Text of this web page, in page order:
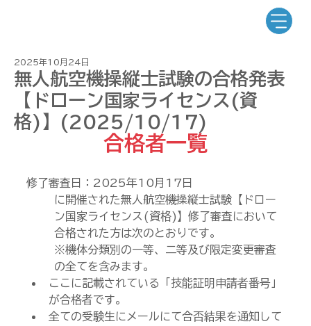
無人航空機操縦士試験の合格発表
【ドローン国家ライセンス(資
格)】(2025/10/17)
2025年10月24日
合格者一覧
修了審査日：2025年10月17日
に開催された無人航空機操縦士試験【ドロー
ン国家ライセンス(資格)】修了審査において
合格された方は次のとおりです。
※機体分類別の一等、二等及び限定変更審査
の全てを含みます。
ここに記載されている「技能証明申請者番号」
が合格者です。
全ての受験生にメールにて合否結果を通知して